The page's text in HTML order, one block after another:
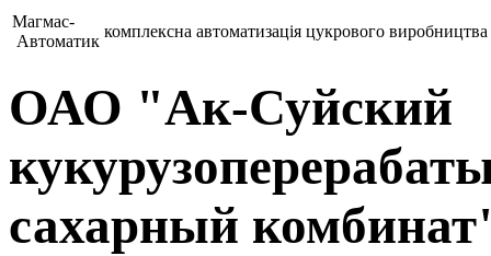
Магмас-
Автоматик
комплексна автоматизація цукрового виробництва
ОАО "Ак-Суйский
сахарный